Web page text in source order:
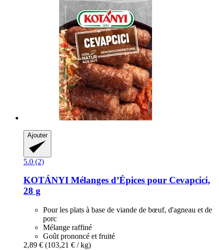
Ajouter
5.0 (2)
KOTÁNYI Mélanges d’Épices pour Cevapcici,
28 g
Pour les plats à base de viande de bœuf, d'agneau et de
porc
Mélange raffiné
Goût prononcé et fruité
2,89 € (103,21 € / kg)